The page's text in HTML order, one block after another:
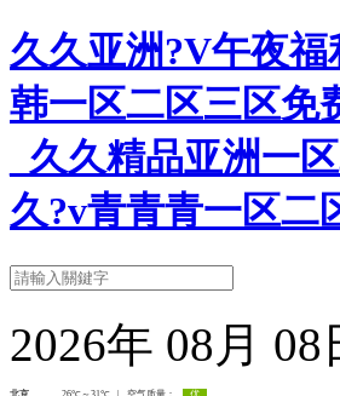
久久亚洲?V午夜
韩一区二区三区免
_久久精品亚洲一
久?v青青青一区二
2026年 08月